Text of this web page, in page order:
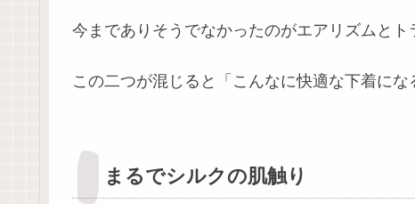
今までありそうでなかったのがエアリズムとト
この二つが混じると「こんなに快適な下着にな
まるでシルクの肌触り